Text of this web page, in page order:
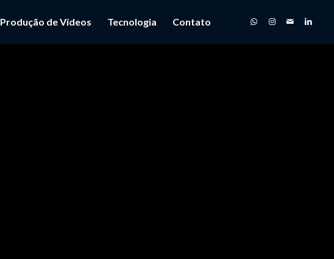
Produção de Vídeos Tecnologia Contato